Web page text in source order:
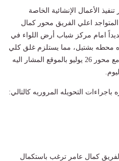
الأعمال الإنشائية الخاصة
اعلي الفريق محور كمال
مع محور 26 يوليوً تحديداً امام مركز شباب أرض اللواء في
محطه بشتيل، مما يستلزم غلق كلي
بمحور الفريق كمال عامر وتقاطعه مع محور 26 يوليو بالموقع المشار اليه
باجراءات التحويله المروريه كالتالي:
كمال عامر ترغب باستكمال